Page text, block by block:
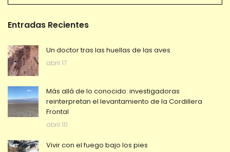
Entradas Recientes
Un doctor tras las huellas de las aves
abril 17
Más allá de lo conocido: investigadoras
reinterpretan el levantamiento de la Cordillera
Frontal
abril 10
Vivir con el fuego bajo los pies